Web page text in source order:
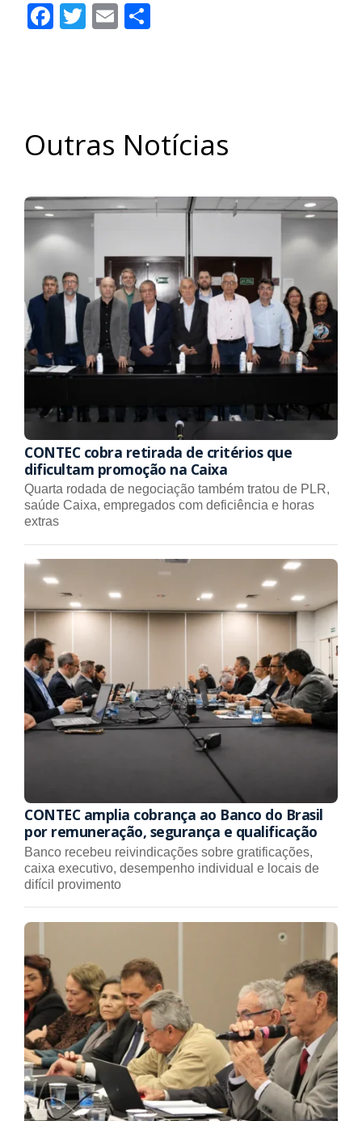
Facebook
Twitter
Email
Outras Notícias
CONTEC cobra retirada de critérios que
dificultam promoção na Caixa
Quarta rodada de negociação também tratou de PLR,
saúde Caixa, empregados com deficiência e horas
extras
CONTEC amplia cobrança ao Banco do Brasil
por remuneração, segurança e qualificação
Banco recebeu reivindicações sobre gratificações,
caixa executivo, desempenho individual e locais de
difícil provimento